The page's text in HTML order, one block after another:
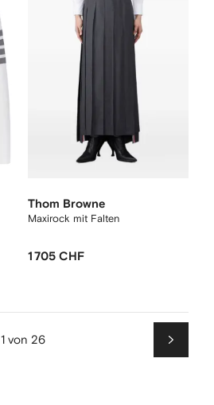
Thom Browne
Maxirock mit Falten
1 705 CHF
1 von 26
Weiter